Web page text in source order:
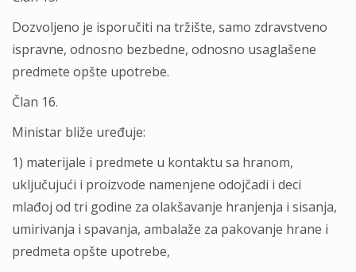
Dozvolјeno je isporučiti na tržište, samo zdravstveno
ispravne, odnosno bezbedne, odnosno usaglašene
predmete opšte upotrebe.
Član 16.
Ministar bliže uređuje:
1) materijale i predmete u kontaktu sa hranom,
uklјučujući i proizvode namenjene odojčadi i deci
mlađoj od tri godine za olakšavanje hranjenja i sisanja,
umirivanja i spavanja, ambalaže za pakovanje hrane i
predmeta opšte upotrebe,